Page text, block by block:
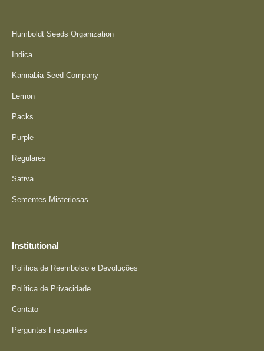
Humboldt Seeds Organization
Indica
Kannabia Seed Company
Lemon
Packs
Purple
Regulares
Sativa
Sementes Misteriosas
Institutional
Política de Reembolso e Devoluções
Política de Privacidade
Contato
Perguntas Frequentes